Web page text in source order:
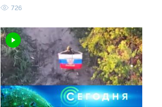
726